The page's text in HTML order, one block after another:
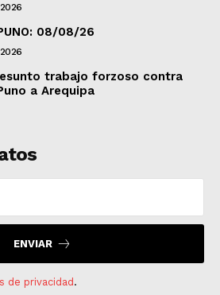
08/08/26
trabajo forzoso contra
a Arequipa
ENVIAR
de privacidad.